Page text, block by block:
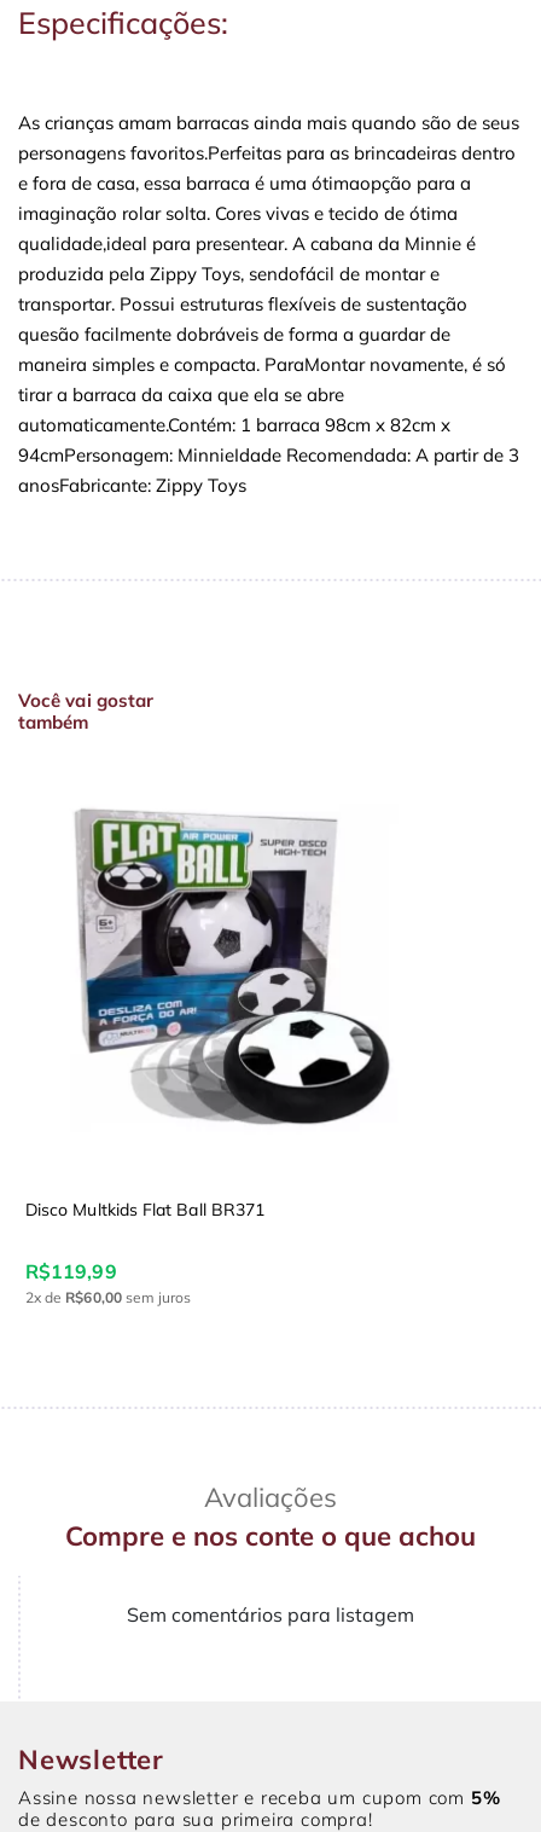
Especificações:
As crianças amam barracas ainda mais quando são de seus
personagens favoritos.Perfeitas para as brincadeiras dentro
e fora de casa, essa barraca é uma ótimaopção para a
imaginação rolar solta. Cores vivas e tecido de ótima
qualidade,ideal para presentear. A cabana da Minnie é
produzida pela Zippy Toys, sendofácil de montar e
transportar. Possui estruturas flexíveis de sustentação
quesão facilmente dobráveis de forma a guardar de
maneira simples e compacta. ParaMontar novamente, é só
tirar a barraca da caixa que ela se abre
automaticamente.Contém: 1 barraca 98cm x 82cm x
94cmPersonagem: MinnieIdade Recomendada: A partir de 3
anosFabricante: Zippy Toys
Você vai gostar
também
Disco Multkids Flat Ball BR371
R$119,99
2x de R$60,00sem juros
Avaliações
Compre e nos conte o que achou
Sem comentários para listagem
Newsletter
Assine nossa newsletter e receba um cupom com 5%
de desconto para sua primeira compra!